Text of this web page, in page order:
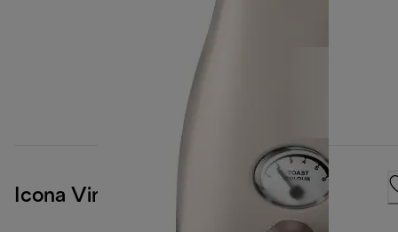
Icona Vintage